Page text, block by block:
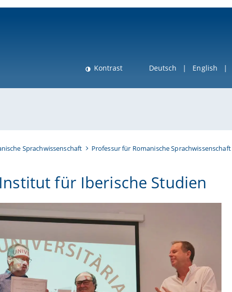
Kontrast Deutsch English
Sprachwissenschaft
Professur für Romanische Sprachwissenschaft
für Iberische Studien